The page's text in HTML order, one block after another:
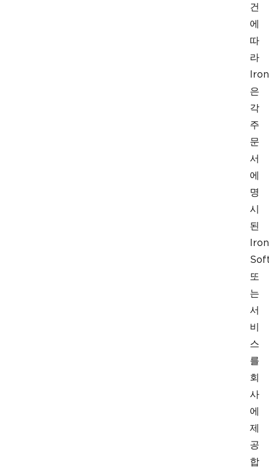
건
에
따
라
Iron
은
각
주
문
서
에
명
시
된
Iron
또
는
서
비
스
를
회
사
에
제
공
합